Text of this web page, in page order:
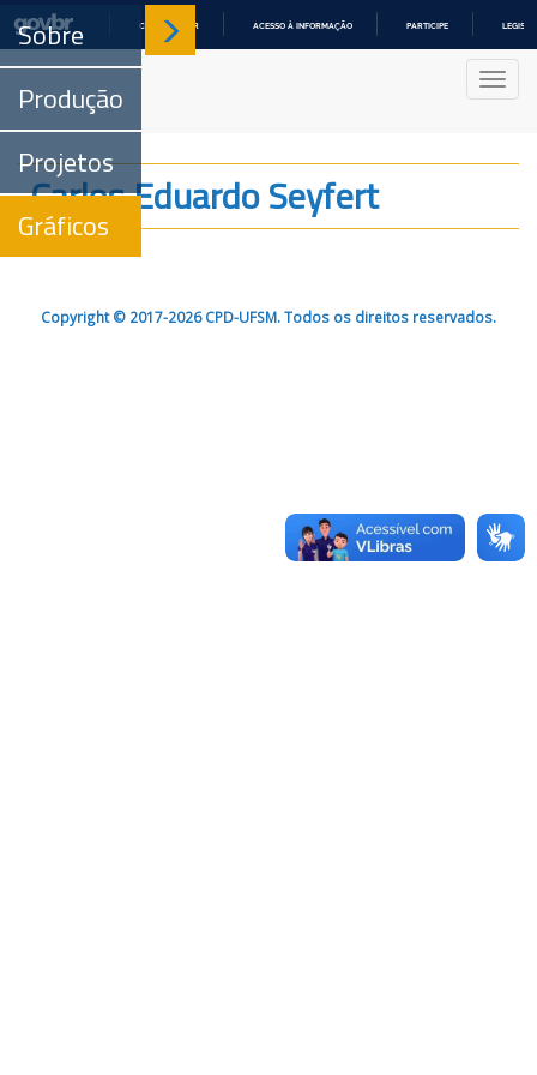
COMUNICA BR ACESSO À INFORMAÇÃO PARTICIPE
Sobre
Produção
Projetos
Gráficos
Carlos Eduardo Seyfert
Copyright © 2017-2026 CPD-UFSM. Todos os direitos reservados.